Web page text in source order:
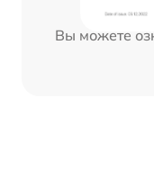
Вы можете